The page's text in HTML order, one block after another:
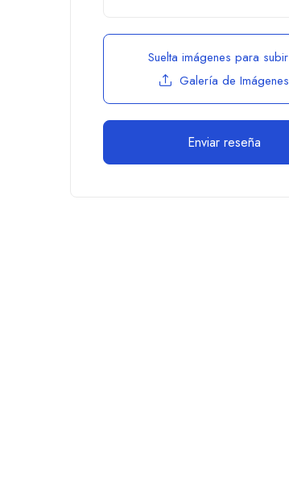
Suelta imágenes para subir
Galería de Imágenes